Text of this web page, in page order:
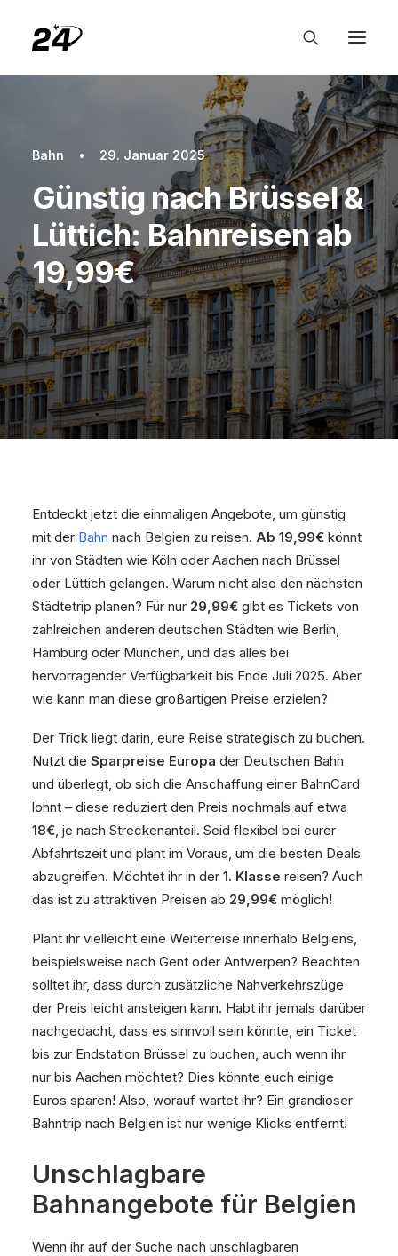
Bahn • 29. Januar 2025
Günstig nach Brüssel &
Lüttich: Bahnreisen ab
19,99€
Entdeckt jetzt die einmaligen Angebote, um günstig
mit der Bahn nach Belgien zu reisen. Ab 19,99€ könnt
ihr von Städten wie Köln oder Aachen nach Brüssel
oder Lüttich gelangen. Warum nicht also den nächsten
Städtetrip planen? Für nur 29,99€ gibt es Tickets von
zahlreichen anderen deutschen Städten wie Berlin,
Hamburg oder München, und das alles bei
hervorragender Verfügbarkeit bis Ende Juli 2025. Aber
wie kann man diese großartigen Preise erzielen?
Der Trick liegt darin, eure Reise strategisch zu buchen.
Nutzt die Sparpreise Europa der Deutschen Bahn
und überlegt, ob sich die Anschaffung einer BahnCard
lohnt – diese reduziert den Preis nochmals auf etwa
18€, je nach Streckenanteil. Seid flexibel bei eurer
Abfahrtszeit und plant im Voraus, um die besten Deals
abzugreifen. Möchtet ihr in der 1. Klasse reisen? Auch
das ist zu attraktiven Preisen ab 29,99€ möglich!
Plant ihr vielleicht eine Weiterreise innerhalb Belgiens,
beispielsweise nach Gent oder Antwerpen? Beachten
solltet ihr, dass durch zusätzliche Nahverkehrszüge
der Preis leicht ansteigen kann. Habt ihr jemals darüber
nachgedacht, dass es sinnvoll sein könnte, ein Ticket
bis zur Endstation Brüssel zu buchen, auch wenn ihr
nur bis Aachen möchtet? Dies könnte euch einige
Euros sparen! Also, worauf wartet ihr? Ein grandioser
Bahntrip nach Belgien ist nur wenige Klicks entfernt!
Unschlagbare
Bahnangebote für Belgien
Wenn ihr auf der Suche nach unschlagbaren